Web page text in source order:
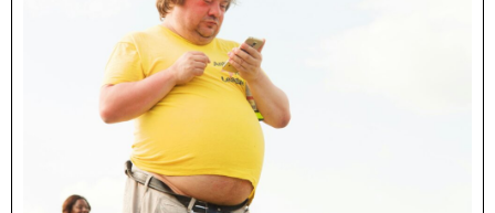
店舗紹介 / アクセス
よくあるご質問
お役立ちブログ